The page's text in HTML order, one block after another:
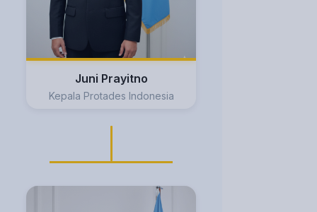
Juni Prayitno
Kepala Protades Indonesia